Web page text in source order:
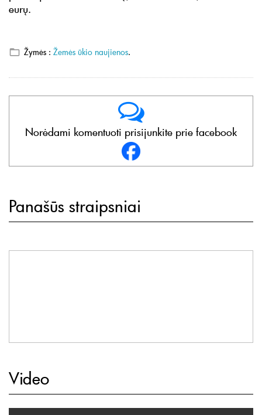
eurų.
Žymės : Žemės ūkio naujienos.
Norėdami komentuoti prisijunkite prie facebook
Panašūs straipsniai
Video